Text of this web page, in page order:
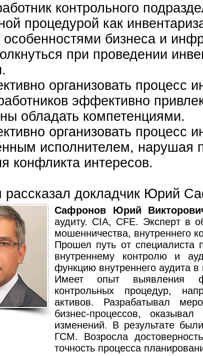
контрольного
процедурой как
бизнеса и
при проведении
организовать процесс
эффективно
обладать компетенциями.
организовать процесс
исполнителем, нарушая
конфликта интересов.
докладчик Юрий
Сафронов Юрий
аудиту. CIA, CFE. Эксперт в
мошенничества, внутреннего
Прошел путь от специалиста
внутреннему контролю и
функцию внутреннего аудита
Имеет опыт выявления
контрольных процедур,
активов. Разрабатывал
бизнес-процессов,
изменений. В результате
ГСМ. Возросла
точность процесса